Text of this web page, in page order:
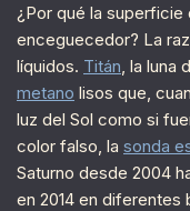
¿Por qué la superficie
enceguecedor? La
líquidos. Titán, la luna
metano lisos que,
luz del Sol como si
color falso, la sonda
Saturno desde 2004
en 2014 en diferentes